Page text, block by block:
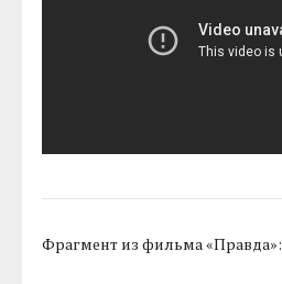
Фрагмент из фильма «Правда»: